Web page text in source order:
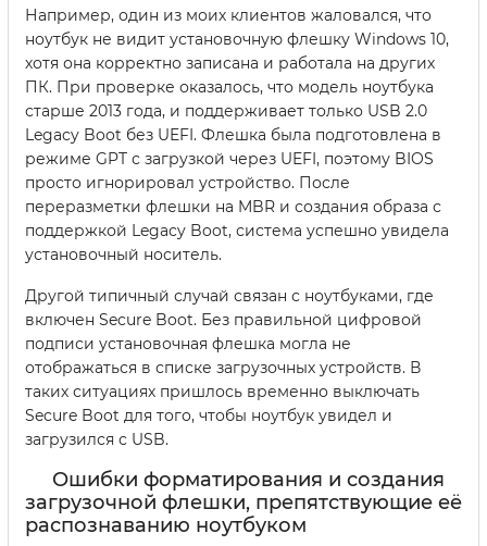
Например, один из моих клиентов жаловался, что
ноутбук не видит установочную флешку Windows 10,
хотя она корректно записана и работала на других
ПК. При проверке оказалось, что модель ноутбука
старше 2013 года, и поддерживает только USB 2.0
Legacy Boot без UEFI. Флешка была подготовлена в
режиме GPT с загрузкой через UEFI, поэтому BIOS
просто игнорировал устройство. После
переразметки флешки на MBR и создания образа с
поддержкой Legacy Boot, система успешно увидела
установочный носитель.
Другой типичный случай связан с ноутбуками, где
включен Secure Boot. Без правильной цифровой
подписи установочная флешка могла не
отображаться в списке загрузочных устройств. В
таких ситуациях пришлось временно выключать
Secure Boot для того, чтобы ноутбук увидел и
загрузился с USB.
Ошибки форматирования и создания
загрузочной флешки, препятствующие её
распознаванию ноутбуком